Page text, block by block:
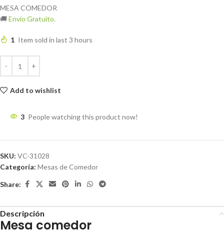
MESA COMEDOR
🚚 Envío Gratuito.
1 Item sold in last 3 hours
Add to wishlist
3 People watching this product now!
SKU: VC-31028
Categoría: Mesas de Comedor
Share:
Descripción
Mesa comedor